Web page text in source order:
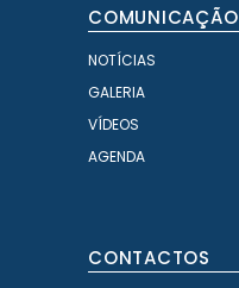
COMUNICAÇÃO
NOTÍCIAS
GALERIA
VÍDEOS
AGENDA
CONTACTOS